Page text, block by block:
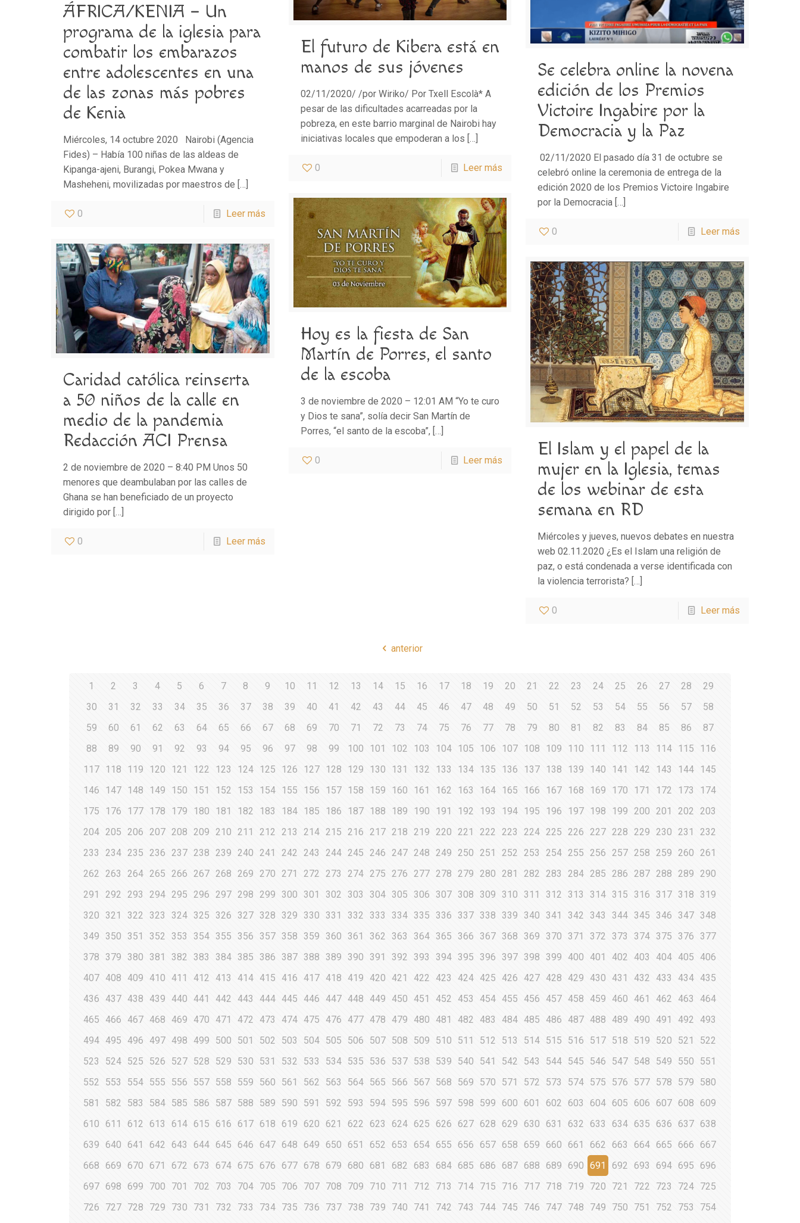
ÁFRICA/KENIA – Un
programa de la iglesia para
combatir los embarazos
entre adolescentes en una
de las zonas más pobres
de Kenia
Miércoles, 14 octubre 2020 Nairobi (Agencia
Fides) – Había 100 niñas de las aldeas de
Kipanga-ajeni, Burangi, Pokea Mwana y
Masheheni, movilizadas por maestros de […]
0 Leer más
El futuro de Kibera está en
manos de sus jóvenes
02/11/2020/ /por Wiriko/ Por Txell Escolà* A
pesar de las dificultades acarreadas por la
pobreza, en este barrio marginal de Nairobi hay
iniciativas locales que empoderan a los […]
0 Leer más
Se celebra online la novena
edición de los Premios
Victoire Ingabire por la
Democracia y la Paz
02/11/2020 El pasado día 31 de octubre se
celebró online la ceremonia de entrega de la
edición 2020 de los Premios Victoire Ingabire
por la Democracia […]
0 Leer más
Hoy es la fiesta de San
Martín de Porres, el santo
de la escoba
3 de noviembre de 2020 – 12:01 AM “Yo te curo
y Dios te sana”, solía decir San Martín de
Porres, “el santo de la escoba”, […]
0 Leer más
Caridad católica reinserta
a 50 niños de la calle en
medio de la pandemia
Redacción ACI Prensa
2 de noviembre de 2020 – 8:40 PM Unos 50
menores que deambulaban por las calles de
Ghana se han beneficiado de un proyecto
dirigido por […]
0 Leer más
El Islam y el papel de la
mujer en la Iglesia, temas
de los webinar de esta
semana en RD
Miércoles y jueves, nuevos debates en nuestra
web 02.11.2020 ¿Es el Islam una religión de
paz, o está condenada a verse identificada con
la violencia terrorista? […]
0 Leer más
anterior
1 2 3 4 5 6 7 8 9 10 11 12 13 14 15 16 17 18 19 20 21 22 23 24 25 26 27 28
29
30
31 32 33 34 35 36 37 38 39 40 41 42 43 44 45 46 47 48 49 50 51 52 53 54 55 56 57
58
59
60 61 62 63 64 65 66 67 68 69 70 71 72 73 74 75 76 77 78 79 80 81 82 83 84 85 86
87
88
89 90 91 92 93 94 95 96 97 98 99 100 101 102 103 104 105 106 107 108 109 110 111 112 113 114 115
116
117 118 119 120 121 122 123 124 125 126 127 128 129 130 131 132 133 134 135 136 137 138 139 140 141 142 143 144 145
146
147 148 149 150 151 152 153 154 155 156 157 158 159 160 161 162 163 164 165 166 167 168 169 170 171 172 173
174
175
176 177 178 179 180 181 182 183 184 185 186 187 188 189 190 191 192 193 194 195 196 197 198 199 200 201 202
203
204 205 206 207 208 209 210 211 212 213 214 215 216 217 218 219 220 221 222 223 224 225 226 227 228 229 230 231
232
233
234 235 236 237 238 239 240 241 242 243 244 245 246 247 248 249 250 251 252 253 254 255 256 257 258 259 260
261
262
263 264 265 266 267 268 269 270 271 272 273 274 275 276 277 278 279 280 281 282 283 284 285 286 287 288 289
290
291
292 293 294 295 296 297 298 299 300 301 302 303 304 305 306 307 308 309 310 311 312 313 314 315 316 317 318
319
320
321 322 323 324 325 326 327 328 329 330 331 332 333 334 335 336 337 338 339 340 341 342 343 344 345 346 347 348
349
350 351 352 353 354 355 356 357 358 359 360 361 362 363 364 365 366 367 368 369 370 371 372 373 374 375 376
377
378
379 380 381 382 383 384 385 386 387 388 389 390 391 392 393 394 395 396 397 398 399 400 401 402 403 404 405
406
407 408 409 410 411 412 413 414 415 416 417 418 419 420 421 422 423 424 425 426 427 428 429 430 431 432 433 434 435
436
437 438 439 440 441 442 443 444 445 446 447 448 449 450 451 452 453 454 455 456 457 458 459 460 461 462 463
464
465
466 467 468 469 470 471 472 473 474 475 476 477 478 479 480 481 482 483 484 485 486 487 488 489 490 491 492
493
494 495 496 497 498 499 500 501 502 503 504 505 506 507 508 509 510 511 512 513 514 515 516 517 518 519 520 521
522
523
524 525 526 527 528 529 530 531 532 533 534 535 536 537 538 539 540 541 542 543 544 545 546 547 548 549 550
551
552
553 554 555 556 557 558 559 560 561 562 563 564 565 566 567 568 569 570 571 572 573 574 575 576 577 578 579
580
581
582 583 584 585 586 587 588 589 590 591 592 593 594 595 596 597 598 599 600 601 602 603 604 605 606 607 608
609
610
611 612 613 614 615 616 617 618 619 620 621 622 623 624 625 626 627 628 629 630 631 632 633 634 635 636 637 638
639
640 641 642 643 644 645 646 647 648 649 650 651 652 653 654 655 656 657 658 659 660 661 662 663 664 665 666
667
668
669 670 671 672 673 674 675 676 677 678 679 680 681 682 683 684 685 686 687 688 689 690 691 692 693 694 695
696
697 698 699 700 701 702 703 704 705 706 707 708 709 710 711 712 713 714 715 716 717 718 719 720 721 722 723 724 725
726
727 728 729 730 731 732 733 734 735 736 737 738 739 740 741 742 743 744 745 746 747 748 749 750 751 752 753
754